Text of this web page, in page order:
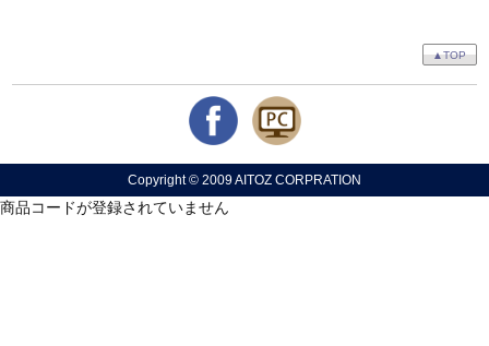
▲TOP
Copyright © 2009 AITOZ CORPRATION
商品コードが登録されていません